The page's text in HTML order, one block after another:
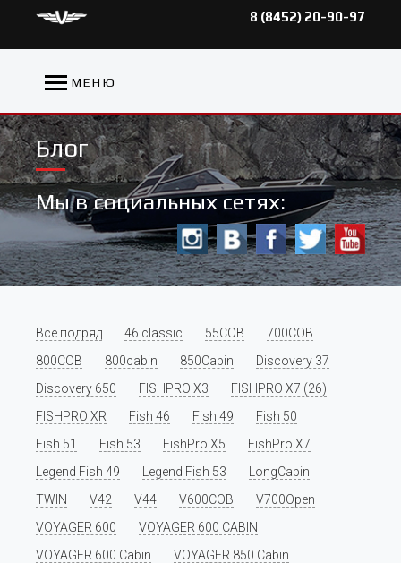
8 (8452) 20-90-97
МЕНЮ
Блог
Мы в социальных сетях:
Все подряд 46 classic 55COB
700COB
800COB
800cabin 850Cabin
Discovery 37
Discovery 650
FISHPRO X3
FISHPRO X7 (26)
FISHPRO XR
Fish 46 Fish 49
Fish 50
Fish 51
Fish 53 FishPro X5
FishPro X7
Legend Fish 49
Legend Fish 53
LongCabin
TWIN
V42 V44 V600COB
V700Open
VOYAGER 600
VOYAGER 600 CABIN
VOYAGER 600 Cabin
VOYAGER 850 Cabin